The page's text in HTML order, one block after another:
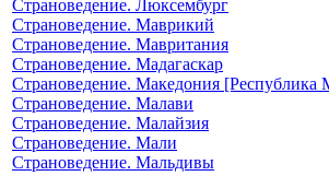
Страноведение. Люксембург
Страноведение. Маврикий
Страноведение. Мавритания
Страноведение. Мадагаскар
Страноведение. Македония [Республика
Страноведение. Малави
Страноведение. Малайзия
Страноведение. Мали
Страноведение. Мальдивы